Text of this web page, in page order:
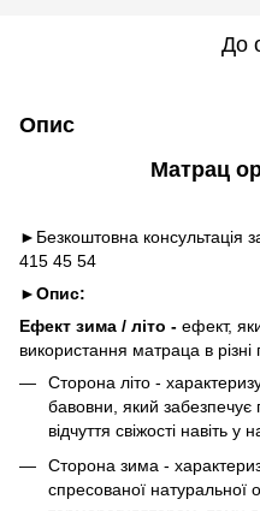
До
Опис
Матрац
►Безкоштовна
415 45 54
►Опис:
Ефект зима / літо - ефект,
використання матраца в різні
Сторона літо -
бавовни, який забезпечує
відчуття свіжості навіть
Сторона зима -
спресованої натуральної